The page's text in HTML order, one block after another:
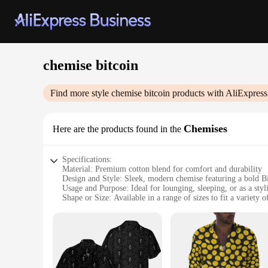
chemise bitcoin
Find more style chemise bitcoin products with
Here are the products found in the Chemises
Specifications:
Material: Premium cotton blend for comfort and durability
Design and Style: Sleek, modern chemise featuring a bold
Usage and Purpose: Ideal for lounging, sleeping, or as a
Shape or Size: Available in a range of sizes to fit a variety
Parts and Accessories: Comes as a complete set, including
|Wholesale|Vendors|
**Elegant Comfort Meets Digital Currency**